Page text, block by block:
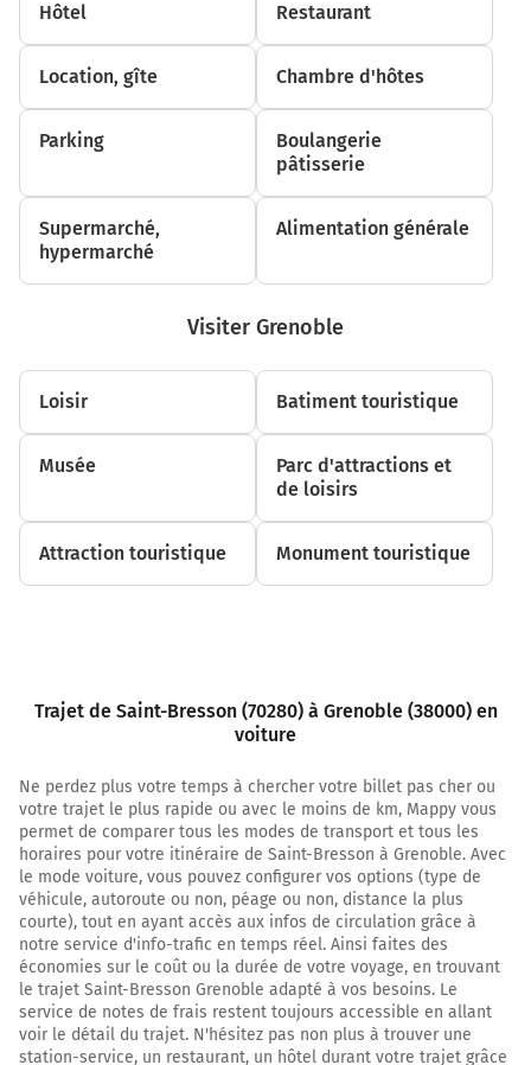
Au rond-point, prendre la 3ème sortie sur la voie
Prendre à droite et rejoindre N57 E23 (N57).
Continuer sur 3,6 kilomètres
Vesoul
Au rond-point, prendre la 2ème sortie sur N57 et
continuer sur 13 kilomètres
Au rond-point, prendre la 2ème sortie sur E23
(N57) et continuer sur 9,8 kilomètres
Besançon
Vesoul
Continuer E23 (Route de Luxeuil) sur 35 mètres
40,4 km
Prendre à droite et rejoindre N19 E23 E54 (N19).
40,4 km
Hôtel Restaurant
Location, gîte Chambre d'hôtes
Parking
Boulangerie
pâtisserie
Supermarché,
hypermarché
Alimentation générale
Visiter Grenoble
Loisir Batiment touristique
Musée
Parc d'attractions et
de loisirs
Attraction touristique Monument touristique
Trajet de Saint-Bresson (70280) à Grenoble (38000) en
voiture
Ne perdez plus votre temps à chercher votre billet pas cher ou
votre trajet le plus rapide ou avec le moins de km, Mappy vous
permet de comparer tous les modes de transport et tous les
horaires pour votre itinéraire de Saint-Bresson à Grenoble. Avec
le mode voiture, vous pouvez configurer vos options (type de
véhicule, autoroute ou non, péage ou non, distance la plus
courte), tout en ayant accès aux infos de circulation grâce à
notre service d'info-trafic en temps réel. Ainsi faites des
économies sur le coût ou la durée de votre voyage, en trouvant
le trajet Saint-Bresson Grenoble adapté à vos besoins. Le
service de notes de frais restent toujours accessible en allant
voir le détail du trajet. N'hésitez pas non plus à trouver une
station-service, un restaurant, un hôtel durant votre trajet grâce